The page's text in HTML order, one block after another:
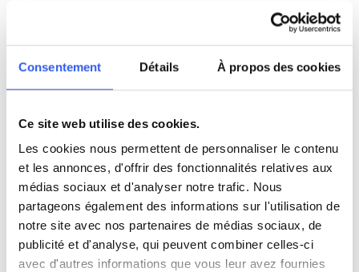
Consentement Détails À propos des cookies
Ce site web utilise des cookies.
Les cookies nous permettent de personnaliser le contenu
et les annonces, d'offrir des fonctionnalités relatives aux
médias sociaux et d'analyser notre trafic. Nous
partageons également des informations sur l'utilisation de
notre site avec nos partenaires de médias sociaux, de
publicité et d'analyse, qui peuvent combiner celles-ci
avec d'autres informations que vous leur avez fournies
Histoire
Espagnol
Allemand